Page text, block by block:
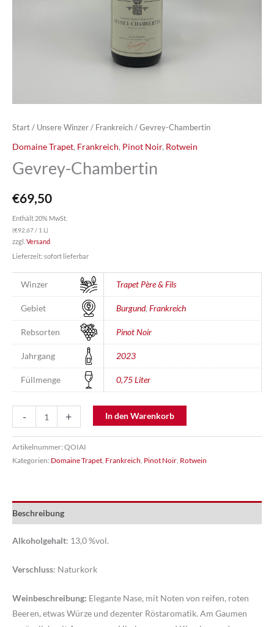
Start / Unsere Winzer / Frankreich / Gevrey-Chambertin
Domaine Trapet, Frankreich, Pinot Noir, Rotwein
Gevrey-Chambertin
€69,50
Enthält 20% MwSt.
(€92,67/ 1 L)
zzgl. Versand
Lieferzeit: sofort lieferbar
Winzer Trapet Père & Fils
Gebiet Burgund, Frankreich
Rebsorten Pinot Noir
Jahrgang 2023
Füllmenge 0,75 Liter
-
Chambertin
Menge
+ In den Warenkorb
Artikelnummer: QOIAI
Kategorien: Domaine Trapet, Frankreich, Pinot Noir, Rotwein
Beschreibung
Alkoholgehalt: 13,0 %vol.
Verschluss: Naturkork
Weinbeschreibung: Elegante Nase, mit Noten von reifen, roten
Beeren, etwas Würze und dezenter Röstaromatik. Am Gaumen